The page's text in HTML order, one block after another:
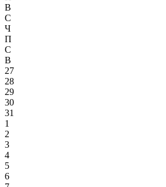
В
С
Ч
П
С
В
27
28
29
30
31
1
2
3
4
5
6